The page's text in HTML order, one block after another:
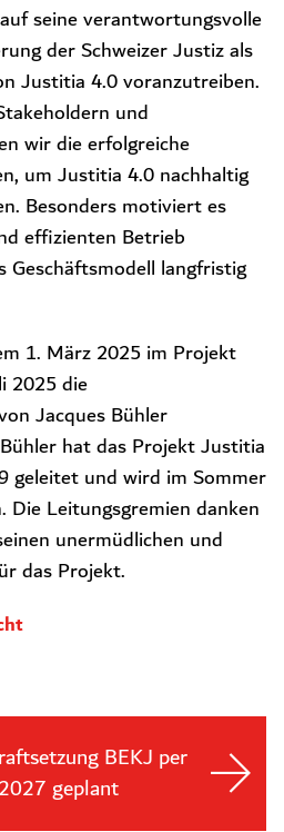
seine verantwortungsvolle
der Schweizer Justiz als
Justitia 4.0 voranzutreiben.
und
wir die erfolgreiche
um Justitia 4.0 nachhaltig
Besonders motiviert es
effizienten Betrieb
Geschäftsmodell langfristig
1. März 2025 im Projekt
2025 die
Jacques Bühler
hat das Projekt Justitia
geleitet und wird im Sommer
Die Leitungsgremien danken
unermüdlichen und
das Projekt.
BEKJ per
geplant